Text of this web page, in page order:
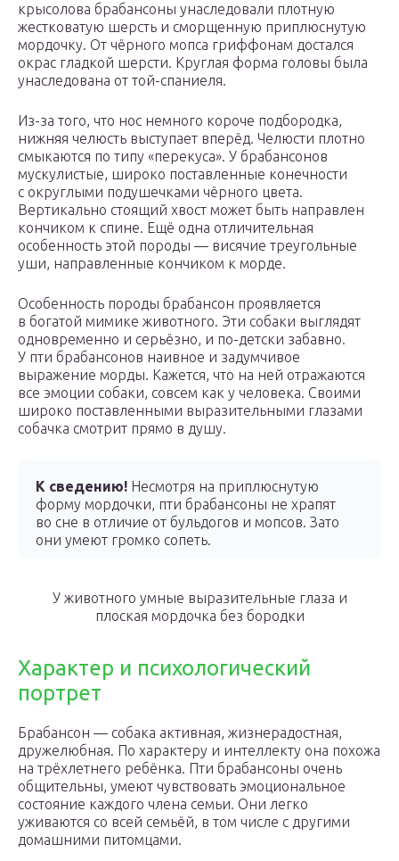
крысолова брабансоны унаследовали плотную
жестковатую шерсть и сморщенную приплюснутую
мордочку. От чёрного мопса гриффонам достался
окрас гладкой шерсти. Круглая форма головы была
унаследована от той-спаниеля.
Из-за того, что нос немного короче подбородка,
нижняя челюсть выступает вперёд. Челюсти плотно
смыкаются по типу «перекуса». У брабансонов
мускулистые, широко поставленные конечности
с округлыми подушечками чёрного цвета.
Вертикально стоящий хвост может быть направлен
кончиком к спине. Ещё одна отличительная
особенность этой породы — висячие треугольные
уши, направленные кончиком к морде.
Особенность породы брабансон проявляется
в богатой мимике животного. Эти собаки выглядят
одновременно и серьёзно, и по-детски забавно.
У пти брабансонов наивное и задумчивое
выражение морды. Кажется, что на ней отражаются
все эмоции собаки, совсем как у человека. Своими
широко поставленными выразительными глазами
собачка смотрит прямо в душу.
К сведению! Несмотря на приплюснутую
форму мордочки, пти брабансоны не храпят
во сне в отличие от бульдогов и мопсов. Зато
они умеют громко сопеть.
У животного умные выразительные глаза и
плоская мордочка без бородки
Характер и психологический
портрет
Брабансон — собака активная, жизнерадостная,
дружелюбная. По характеру и интеллекту она похожа
на трёхлетнего ребёнка. Пти брабансоны очень
общительны, умеют чувствовать эмоциональное
состояние каждого члена семьи. Они легко
уживаются со всей семьёй, в том числе с другими
домашними питомцами.